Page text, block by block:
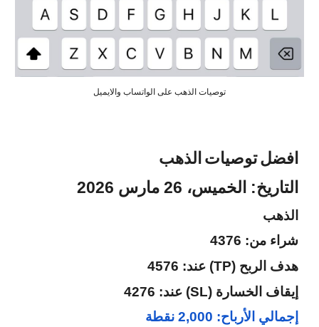
توصيات الذهب على الواتساب والايميل
افضل توصيات الذهب
التاريخ: الخميس، 26 مارس 2026
الذهب
شراء من: 4376
هدف الربح (TP) عند: 4576
إيقاف الخسارة (SL) عند: 4276
إجمالي الأرباح: 2,000 نقطة